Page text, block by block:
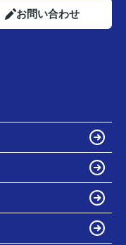
お問い合わせ